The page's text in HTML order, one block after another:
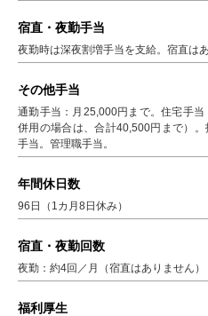
宿直・夜勤手当
夜勤時は深夜割増手当を支給。宿直はあ
その他手当
通勤手当：月25,000円まで。住宅手
併用の場合は、合計40,500円まで）
手当。管理職手当。
年間休日数
96日（1カ月8日休み）
宿直・夜勤回数
夜勤：約4回／月（宿直はありません）
福利厚生